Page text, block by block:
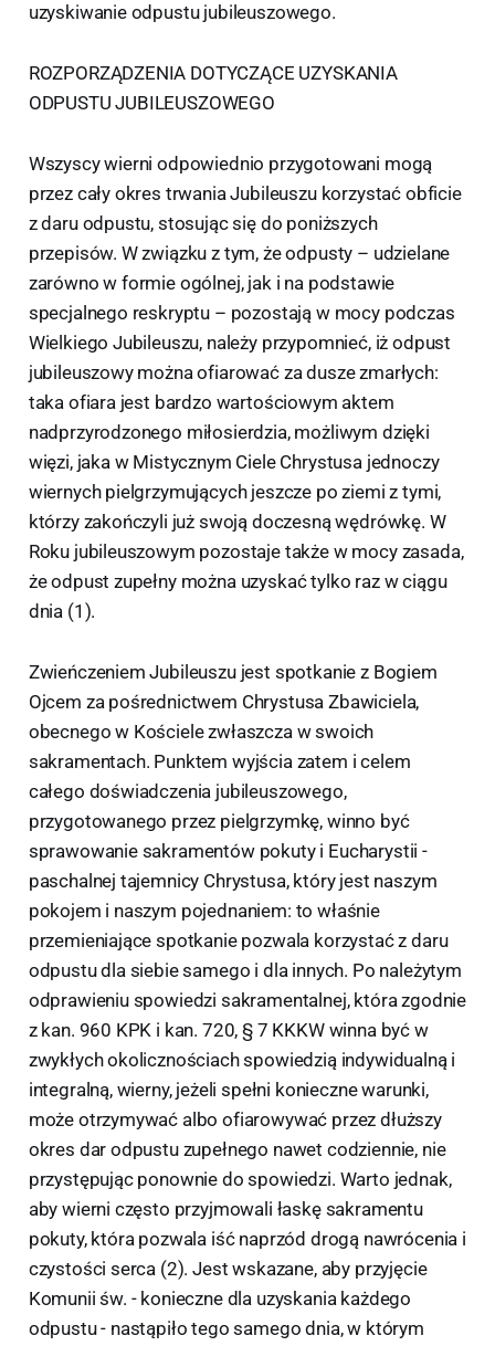
uzyskiwanie odpustu jubileuszowego.
ROZPORZĄDZENIA DOTYCZĄCE UZYSKANIA
ODPUSTU JUBILEUSZOWEGO
Wszyscy wierni odpowiednio przygotowani mogą
przez cały okres trwania Jubileuszu korzystać obficie
z daru odpustu, stosując się do poniższych
przepisów. W związku z tym, że odpusty – udzielane
zarówno w formie ogólnej, jak i na podstawie
specjalnego reskryptu – pozostają w mocy podczas
Wielkiego Jubileuszu, należy przypomnieć, iż odpust
jubileuszowy można ofiarować za dusze zmarłych:
taka ofiara jest bardzo wartościowym aktem
nadprzyrodzonego miłosierdzia, możliwym dzięki
więzi, jaka w Mistycznym Ciele Chrystusa jednoczy
wiernych pielgrzymujących jeszcze po ziemi z tymi,
którzy zakończyli już swoją doczesną wędrówkę. W
Roku jubileuszowym pozostaje także w mocy zasada,
że odpust zupełny można uzyskać tylko raz w ciągu
dnia (1).
Zwieńczeniem Jubileuszu jest spotkanie z Bogiem
Ojcem za pośrednictwem Chrystusa Zbawiciela,
obecnego w Kościele zwłaszcza w swoich
sakramentach. Punktem wyjścia zatem i celem
całego doświadczenia jubileuszowego,
przygotowanego przez pielgrzymkę, winno być
sprawowanie sakramentów pokuty i Eucharystii -
paschalnej tajemnicy Chrystusa, który jest naszym
pokojem i naszym pojednaniem: to właśnie
przemieniające spotkanie pozwala korzystać z daru
odpustu dla siebie samego i dla innych. Po należytym
odprawieniu spowiedzi sakramentalnej, która zgodnie
z kan. 960 KPK i kan. 720, § 7 KKKW winna być w
zwykłych okolicznościach spowiedzią indywidualną i
integralną, wierny, jeżeli spełni konieczne warunki,
może otrzymywać albo ofiarowywać przez dłuższy
okres dar odpustu zupełnego nawet codziennie, nie
przystępując ponownie do spowiedzi. Warto jednak,
aby wierni często przyjmowali łaskę sakramentu
pokuty, która pozwala iść naprzód drogą nawrócenia i
czystości serca (2). Jest wskazane, aby przyjęcie
Komunii św. - konieczne dla uzyskania każdego
odpustu - nastąpiło tego samego dnia, w którym